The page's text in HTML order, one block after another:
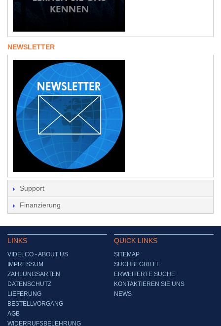
NEWSLETTER
Support
Finanzierung
LINKS
VIDELCO - ABOUT US
IMPRESSUM
ZAHLUNGSARTEN
DATENSCHUTZ
LIEFERUNG
BESTELLVORGANG
AGB
WIDERRUFSBELEHRUNG
QUICK LINKS
SITEMAP
SUCHBEGRIFFE
ERWEITERTE SUCHE
KONTAKTIEREN SIE UNS
NEWS